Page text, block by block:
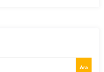
Ara